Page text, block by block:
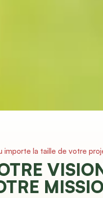
importe la taille de votre